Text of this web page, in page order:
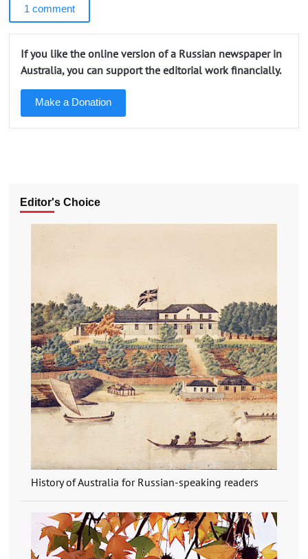
1 comment
If you like the online version of a Russian newspaper in
Australia, you can support the editorial work financially.
Make a Donation
Editor's Choice
History of Australia for Russian-speaking readers